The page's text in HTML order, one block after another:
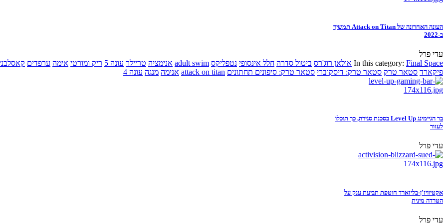
העונה האחרונה של Attack on Titan תמשיך
ב-2022
עדי פרל
In this category: Final Space אולאן רוג'רס ביטול סדרה חלל אינסופי נטפליקס adult swim אנימציה טריילר עונה 5 ריק ומורטי אימה ערפדים
פיקארד סטאר טרק סטאר טרק: דיסקוברי סטאר טרק: סיפונים תחתונים attack on titan אנימה מנגה עונה 4
בר הגיימינג Level Up בסכנת סגירה, כך תוכלו
לעזור
עדי פרל
אקטיוויז'ן-בליזארד חוטפת תביעת ענק על
הטרדה מינית
עדי פרל